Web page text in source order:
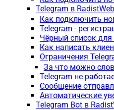
Telegram в RadistWeb
Как подключить
Telegram -
Чёрный список для
Как написать
Ограничения
За что можно
Telegram не
Сообщение
Автоматические
Telegram Bot в